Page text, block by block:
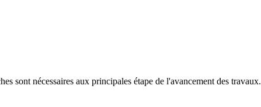
sont nécessaires aux principales étape de l'avancement des travaux.